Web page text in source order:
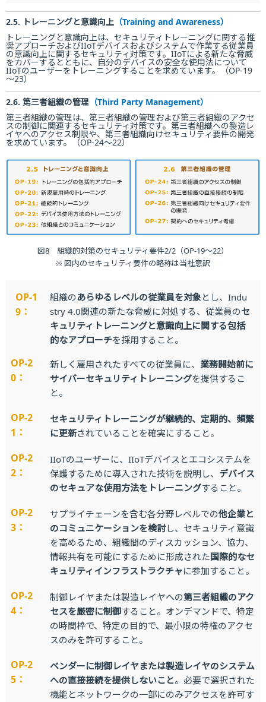
2.5. トレーニングと意識向上 （Training and Awareness）
トレーニングと意識向上は、セキュリティトレーニングに関する推
奨アプローチおよびIIoTデバイスおよびシステムで作業する従業員
の意識向上に関するセキュリティ対策です。IIoTによる新たな脅威
をカバーするとともに、自分のデバイスの安全な使用法について
IIoTのユーザーをトレーニングすることを求めています。（OP-19
～23）
2.6. 第三者組織の管理 （Third Party Management）
第三者組織の管理は、第三者組織の管理および第三者組織のアクセ
スの制御に関連するセキュリティ対策です。第三者組織への製造レ
イヤへのアクセス制限や、第三者組織向けセキュリティ要件の開発
を求めています。（OP-24～22）
図8 組織的対策のセキュリティ要件2/2（OP-19〜22）
※ 図内のセキュリティ要件の略称は当社意訳
OP-1
9：
組織のあらゆるレベルの従業員を対象とし、Indu
stry 4.0関連の新たな脅威に対処する、従業員のセ
キュリティトレーニングと意識向上に関する包括
的なアプローチを採用すること。
OP-2
0：
新しく雇用されたすべての従業員に、 業務開始前に
サイバーセキュリティトレーニングを提供するこ
と。
OP-2
1：
セキュリティトレーニングが継続的、定期的、頻繁
に更新されていることを確実にすること。
OP-2
2：
IIoTのユーザーに、IIoTデバイスとエコシステムを
保護するために導入された技術を説明し、 デバイス
のセキュアな使用方法をトレーニングすること。
OP-2
3：
サプライチェーンを含む各分野レベルでの他企業と
のコミュニケーションを検討し、セキュリティ意識
を高めるため、組織間のディスカッション、協力、
情報共有を可能にするために形成された国際的なセ
キュリティインフラストラクチャに参加すること。
OP-2
4：
制御レイヤまたは製造レイヤへの第三者組織のアク
セスを厳密に制御すること。オンデマンドで、特定
の時間枠で、特定の目的で、最小限の特権のアクセ
スのみを許可すること。
OP-2
5：
ベンダーに制御レイヤまたは製造レイヤのシステム
への直接接続を提供しないこと。必要で選択された
機能とネットワークの一部にのみアクセスを許可す